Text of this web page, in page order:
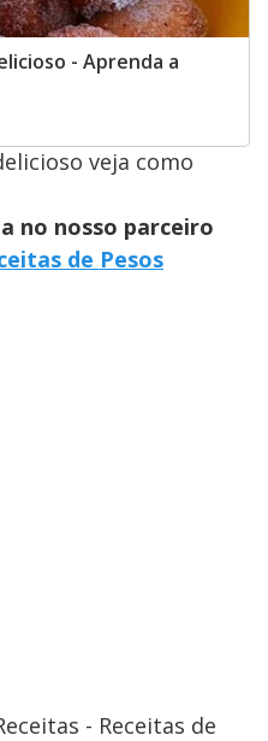
- Aprenda a
veja como
no nosso parceiro
de Pesos
- Receitas de